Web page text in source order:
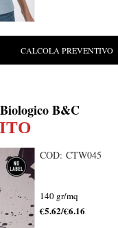
CALCOLA PREVENTIVO
B&C
COD: CTW045
140 gr/mq
€5.62/€6.16